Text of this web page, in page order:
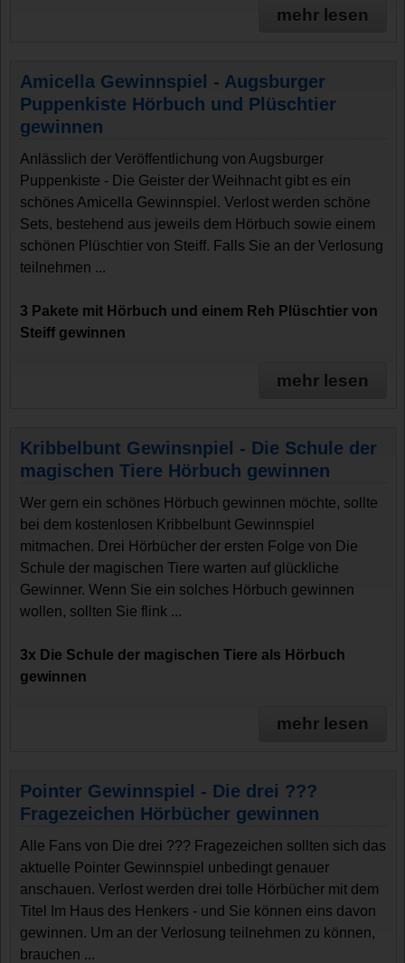
mehr lesen
Amicella Gewinnspiel - Augsburger
Puppenkiste Hörbuch und Plüschtier
gewinnen
Anlässlich der Veröffentlichung von Augsburger
Puppenkiste - Die Geister der Weihnacht gibt es ein
schönes Amicella Gewinnspiel. Verlost werden schöne
Sets, bestehend aus jeweils dem Hörbuch sowie einem
schönen Plüschtier von Steiff. Falls Sie an der Verlosung
teilnehmen ...
3 Pakete mit Hörbuch und einem Reh Plüschtier von
Steiff gewinnen
mehr lesen
Kribbelbunt Gewinsnpiel - Die Schule der
magischen Tiere Hörbuch gewinnen
Wer gern ein schönes Hörbuch gewinnen möchte, sollte
bei dem kostenlosen Kribbelbunt Gewinnspiel
mitmachen. Drei Hörbücher der ersten Folge von Die
Schule der magischen Tiere warten auf glückliche
Gewinner. Wenn Sie ein solches Hörbuch gewinnen
wollen, sollten Sie flink ...
3x Die Schule der magischen Tiere als Hörbuch
gewinnen
mehr lesen
Pointer Gewinnspiel - Die drei ???
Fragezeichen Hörbücher gewinnen
Alle Fans von Die drei ??? Fragezeichen sollten sich das
aktuelle Pointer Gewinnspiel unbedingt genauer
anschauen. Verlost werden drei tolle Hörbücher mit dem
Titel Im Haus des Henkers - und Sie können eins davon
gewinnen. Um an der Verlosung teilnehmen zu können,
brauchen ...